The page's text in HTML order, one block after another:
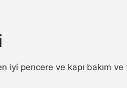
iyi pencere ve kapı bakım